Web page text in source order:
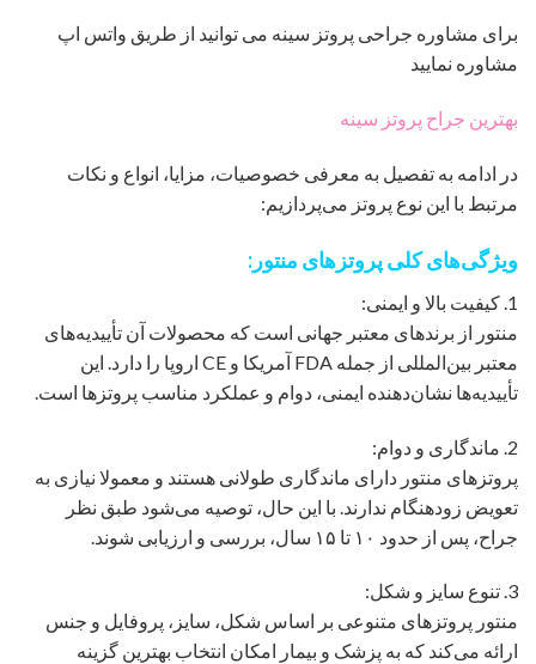
برای مشاوره جراحی پروتز سینه می توانید از طریق واتس اپ
مشاوره نمایید
بهترین جراح پروتز سینه
در ادامه به تفصیل به معرفی خصوصیات، مزایا، انواع و نکات
مرتبط با این نوع پروتز می‌پردازیم:
ویژگی‌های کلی پروتزهای منتور:
1. کیفیت بالا و ایمنی:
منتور از برندهای معتبر جهانی است که محصولات آن تأییدیه‌های
معتبر بین‌المللی از جمله FDA آمریکا و CE اروپا را دارد. این
تأییدیه‌ها نشان‌دهنده ایمنی، دوام و عملکرد مناسب پروتزها است.
2. ماندگاری و دوام:
پروتزهای منتور دارای ماندگاری طولانی هستند و معمولا نیازی به
تعویض زودهنگام ندارند. با این حال، توصیه می‌شود طبق نظر
جراح، پس از حدود ۱۰ تا ۱۵ سال، بررسی و ارزیابی شوند.
3. تنوع سایز و شکل:
منتور پروتزهای متنوعی بر اساس شکل، سایز، پروفایل و جنس
ارائه می‌کند که به پزشک و بیمار امکان انتخاب بهترین گزینه